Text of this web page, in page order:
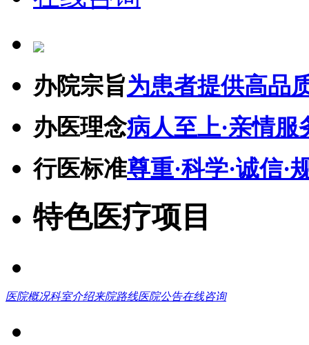
办院宗旨为患者提供高品
办医理念病人至上·亲情服
行医标准尊重·科学·诚信·
特色医疗项目
医院概况科室介绍来院路线医院公告在线咨询